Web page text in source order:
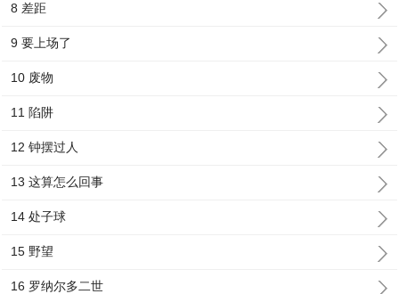
8 差距
9 要上场了
10 废物
11 陷阱
12 钟摆过人
13 这算怎么回事
14 处子球
15 野望
16 罗纳尔多二世